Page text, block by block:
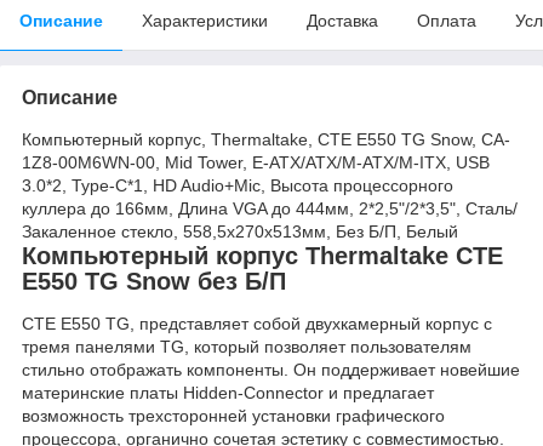
Описание Характеристики Доставка Оплата
Описание
Компьютерный корпус, Thermaltake, CTE E550 TG Snow, CA-
1Z8-00M6WN-00, Mid Tower, E-ATX/ATX/M-ATX/M-ITX, USB
3.0*2, Type-C*1, HD Audio+Mic, Высота процессорного
куллера до 166мм, Длина VGA до 444мм, 2*2,5"/2*3,5", Сталь/
Закаленное стекло, 558,5х270х513мм, Без Б/П, Белый
Компьютерный корпус Thermaltake CTE
E550 TG Snow без Б/П
CTE E550 TG, представляет собой двухкамерный корпус с
тремя панелями TG, который позволяет пользователям
стильно отображать компоненты. Он поддерживает новейшие
материнские платы Hidden-Connector и предлагает
возможность трехсторонней установки графического
процессора, органично сочетая эстетику с совместимостью.